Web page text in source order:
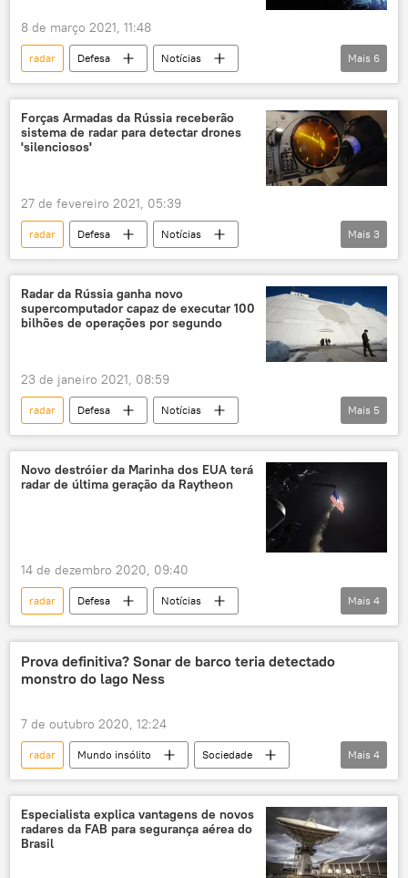
8 de março 2021, 11:48
radar Defesa
Notícias
satélite militar
navios de guerra
Marinha dos EUA
mísseis antinavio
míssil hipersônico
Mais 6
Forças Armadas da Rússia receberão
sistema de radar para detectar drones
'silenciosos'
27 de fevereiro 2021, 05:39
radar Defesa
Notícias
sistema de comunicação
guerra eletrônica
drones
Mais 3
Radar da Rússia ganha novo
supercomputador capaz de executar 100
bilhões de operações por segundo
23 de janeiro 2021, 08:59
radar Defesa
Notícias
sistema de defesa antimísseis
mísseis balísticos
tecnologia militar
supercomputadores
computação
Mais 5
Novo destróier da Marinha dos EUA terá
radar de última geração da Raytheon
14 de dezembro 2020, 09:40
radar Defesa
Notícias
Marinha dos EUA
embarcação
Raytheon
Mais 4
Prova definitiva? Sonar de barco teria detectado
monstro do lago Ness
7 de outubro 2020, 12:24
radar Mundo insólito
Sociedade
Notícias
Escócia
monstro do Lago Ness
lago Ness
Mais 4
Especialista explica vantagens de novos
radares da FAB para segurança aérea do
Brasil